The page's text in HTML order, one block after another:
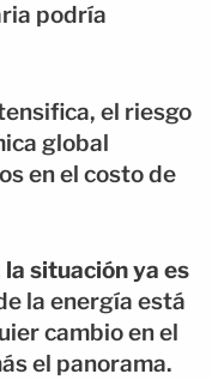
podría
el riesgo
global
en el costo de
situación ya es
la energía está
cambio en el
el panorama.